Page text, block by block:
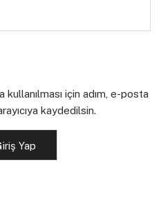
kullanılması için adım, e-posta
kaydedilsin.
Yap